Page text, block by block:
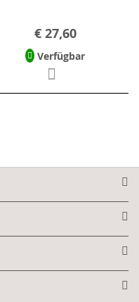
€ 27,60
Verfügbar